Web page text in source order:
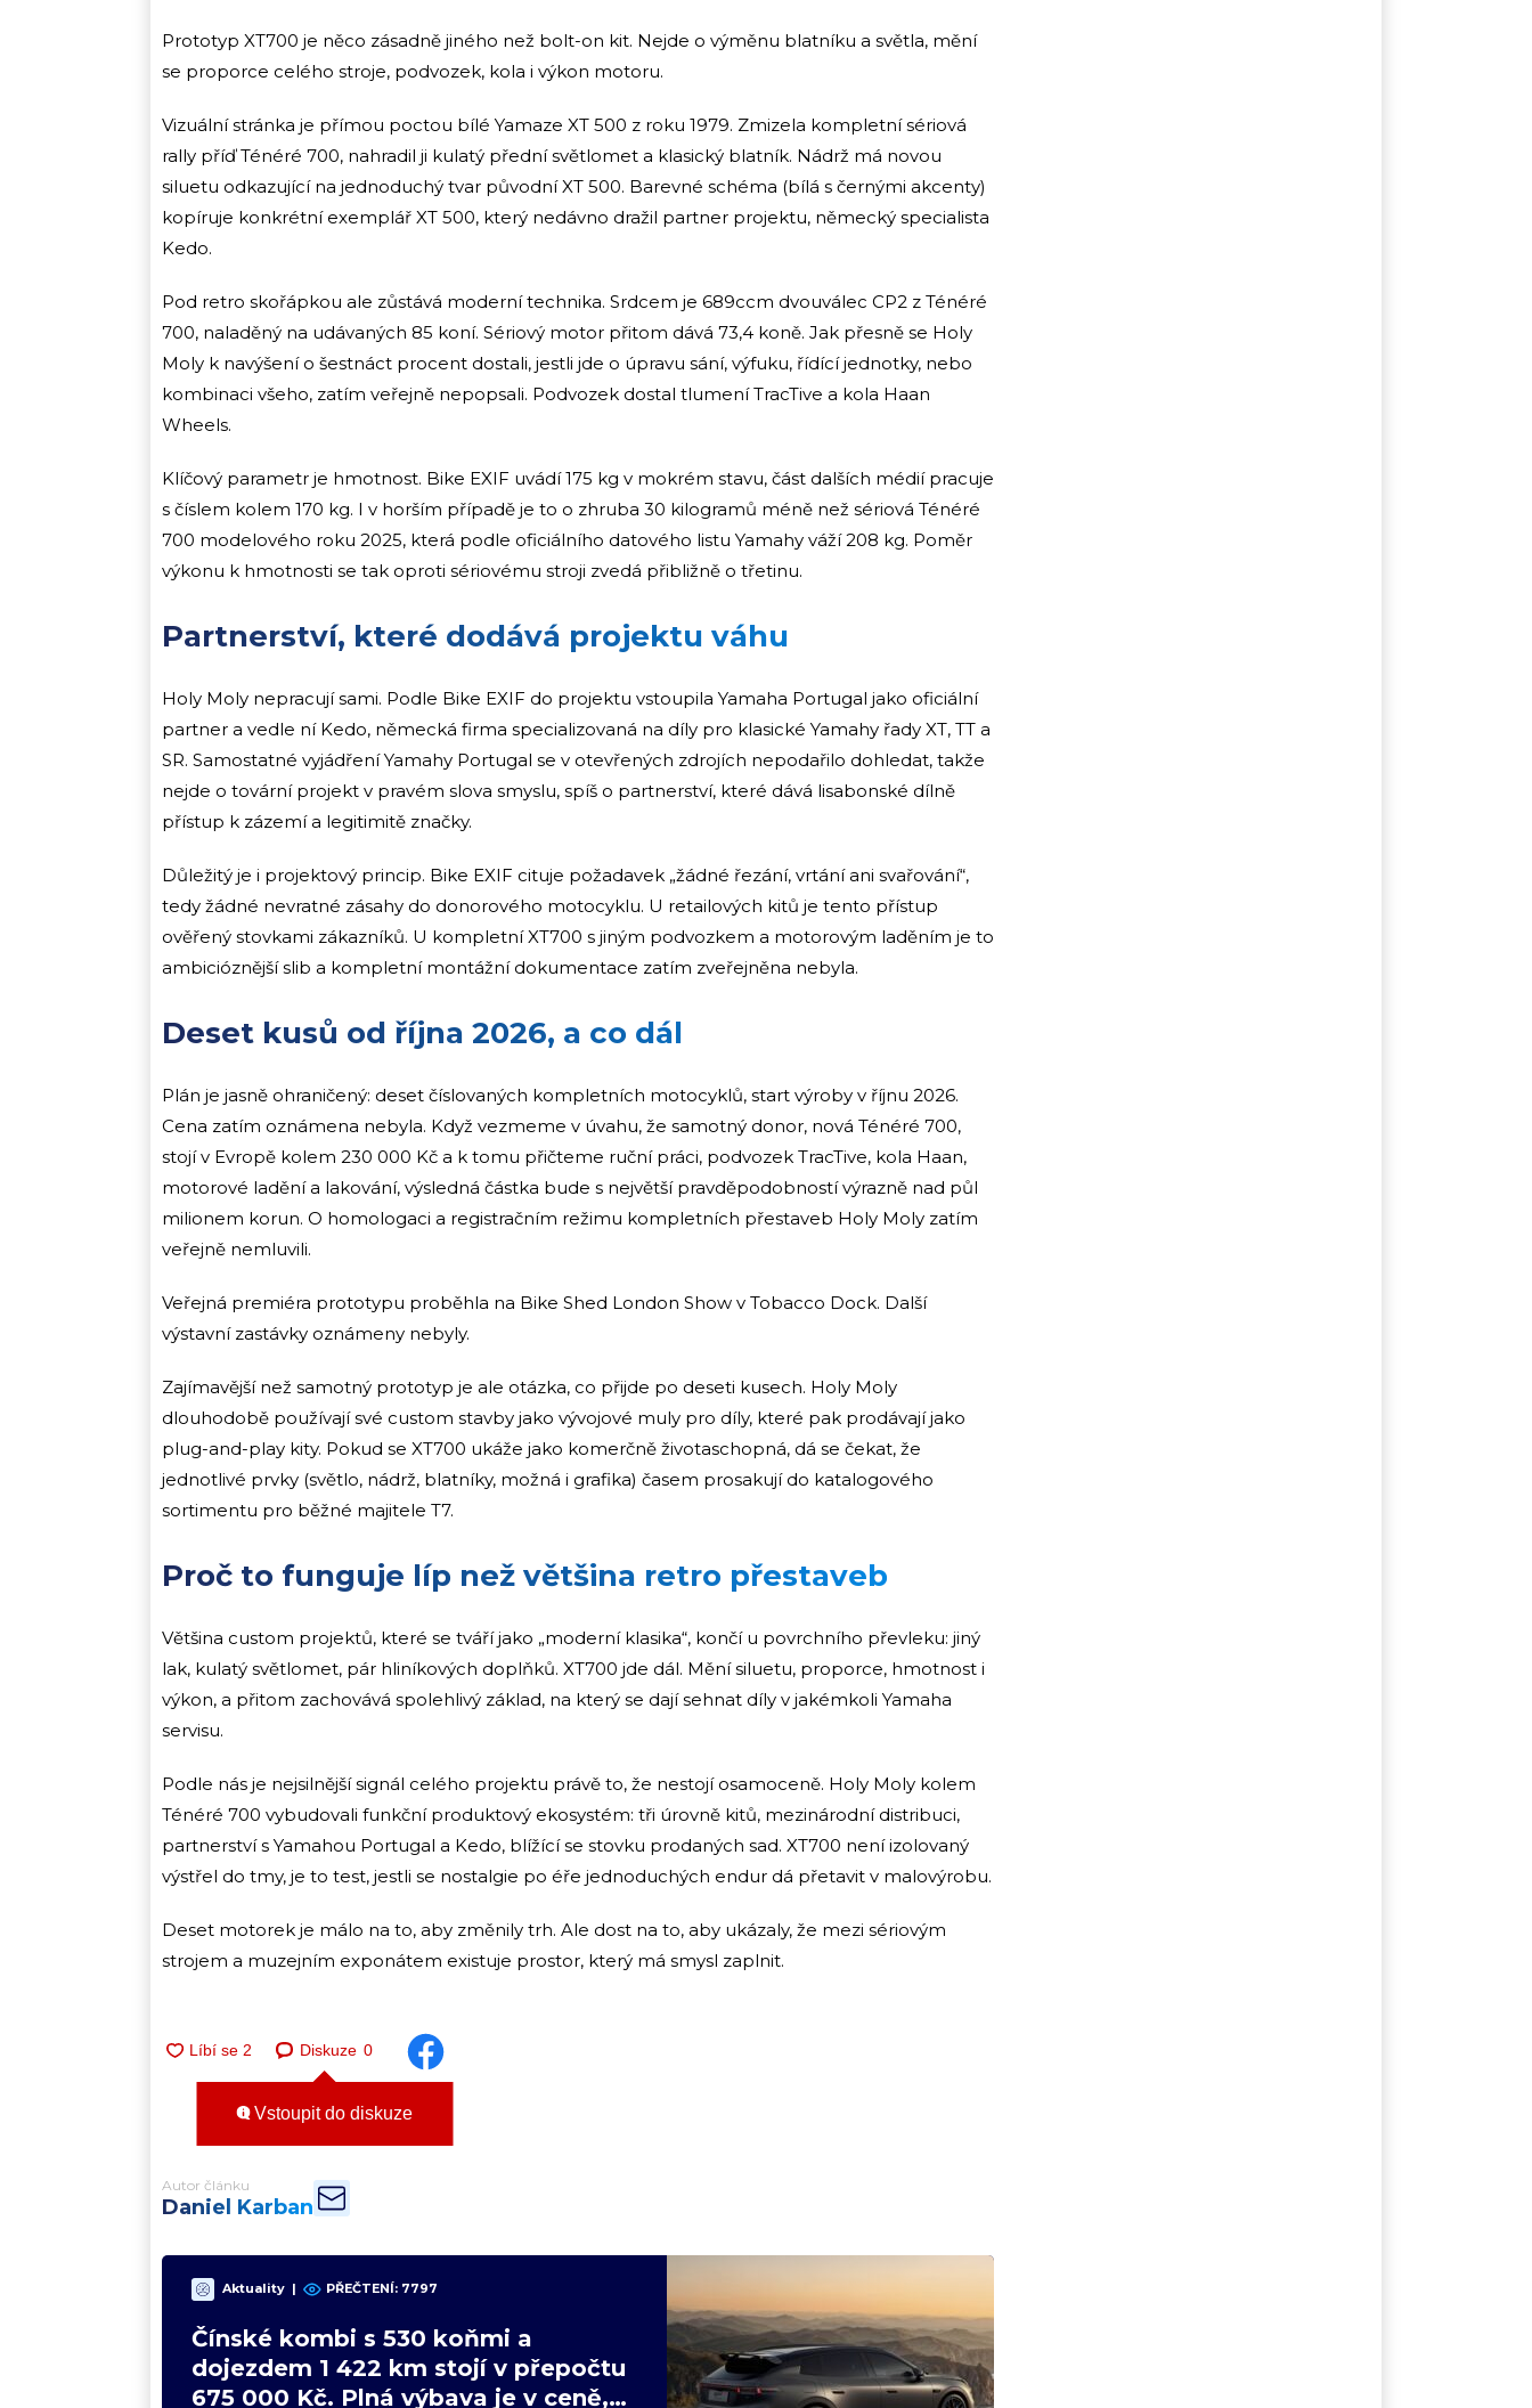
Prototyp XT700 je něco zásadně jiného než bolt-on kit. Nejde o výměnu blatníku a světla, mění
se proporce celého stroje, podvozek, kola i výkon motoru.
Vizuální stránka je přímou poctou bílé Yamaze XT 500 z roku 1979. Zmizela kompletní sériová
rally příď Ténéré 700, nahradil ji kulatý přední světlomet a klasický blatník. Nádrž má novou
siluetu odkazující na jednoduchý tvar původní XT 500. Barevné schéma (bílá s černými akcenty)
kopíruje konkrétní exemplář XT 500, který nedávno dražil partner projektu, německý specialista
Kedo.
Pod retro skořápkou ale zůstává moderní technika. Srdcem je 689ccm dvouválec CP2 z Ténéré
700, naladěný na udávaných 85 koní. Sériový motor přitom dává 73,4 koně. Jak přesně se Holy
Moly k navýšení o šestnáct procent dostali, jestli jde o úpravu sání, výfuku, řídící jednotky, nebo
kombinaci všeho, zatím veřejně nepopsali. Podvozek dostal tlumení TracTive a kola Haan
Wheels.
Klíčový parametr je hmotnost. Bike EXIF uvádí 175 kg v mokrém stavu, část dalších médií pracuje
s číslem kolem 170 kg. I v horším případě je to o zhruba 30 kilogramů méně než sériová Ténéré
700 modelového roku 2025, která podle oficiálního datového listu Yamahy váží 208 kg. Poměr
výkonu k hmotnosti se tak oproti sériovému stroji zvedá přibližně o třetinu.
Partnerství, které dodává projektu váhu
Holy Moly nepracují sami. Podle Bike EXIF do projektu vstoupila Yamaha Portugal jako oficiální
partner a vedle ní Kedo, německá firma specializovaná na díly pro klasické Yamahy řady XT, TT a
SR. Samostatné vyjádření Yamahy Portugal se v otevřených zdrojích nepodařilo dohledat, takže
nejde o tovární projekt v pravém slova smyslu, spíš o partnerství, které dává lisabonské dílně
přístup k zázemí a legitimitě značky.
Důležitý je i projektový princip. Bike EXIF cituje požadavek „žádné řezání, vrtání ani svařování“,
tedy žádné nevratné zásahy do donorového motocyklu. U retailových kitů je tento přístup
ověřený stovkami zákazníků. U kompletní XT700 s jiným podvozkem a motorovým laděním je to
ambicióznější slib a kompletní montážní dokumentace zatím zveřejněna nebyla.
Deset kusů od října 2026, a co dál
Plán je jasně ohraničený: deset číslovaných kompletních motocyklů, start výroby v říjnu 2026.
Cena zatím oznámena nebyla. Když vezmeme v úvahu, že samotný donor, nová Ténéré 700,
stojí v Evropě kolem 230 000 Kč a k tomu přičteme ruční práci, podvozek TracTive, kola Haan,
motorové ladění a lakování, výsledná částka bude s největší pravděpodobností výrazně nad půl
milionem korun. O homologaci a registračním režimu kompletních přestaveb Holy Moly zatím
veřejně nemluvili.
Veřejná premiéra prototypu proběhla na Bike Shed London Show v Tobacco Dock. Další
výstavní zastávky oznámeny nebyly.
Zajímavější než samotný prototyp je ale otázka, co přijde po deseti kusech. Holy Moly
dlouhodobě používají své custom stavby jako vývojové muly pro díly, které pak prodávají jako
plug-and-play kity. Pokud se XT700 ukáže jako komerčně životaschopná, dá se čekat, že
jednotlivé prvky (světlo, nádrž, blatníky, možná i grafika) časem prosakují do katalogového
sortimentu pro běžné majitele T7.
Proč to funguje líp než většina retro přestaveb
Většina custom projektů, které se tváří jako „moderní klasika“, končí u povrchního převleku: jiný
lak, kulatý světlomet, pár hliníkových doplňků. XT700 jde dál. Mění siluetu, proporce, hmotnost i
výkon, a přitom zachovává spolehlivý základ, na který se dají sehnat díly v jakémkoli Yamaha
servisu.
Podle nás je nejsilnější signál celého projektu právě to, že nestojí osamoceně. Holy Moly kolem
Ténéré 700 vybudovali funkční produktový ekosystém: tři úrovně kitů, mezinárodní distribuci,
partnerství s Yamahou Portugal a Kedo, blížící se stovku prodaných sad. XT700 není izolovaný
výstřel do tmy, je to test, jestli se nostalgie po éře jednoduchých endur dá přetavit v malovýrobu.
Deset motorek je málo na to, aby změnily trh. Ale dost na to, aby ukázaly, že mezi sériovým
strojem a muzejním exponátem existuje prostor, který má smysl zaplnit.
Diskuze 0
Vstoupit do diskuze
Autor článku
Daniel Karban
Aktuality | PŘEČTENÍ: 7797
Čínské kombi s 530 koňmi a
dojezdem 1 422 km stojí v přepočtu
675 000 Kč. Plná výbava je v ceně,